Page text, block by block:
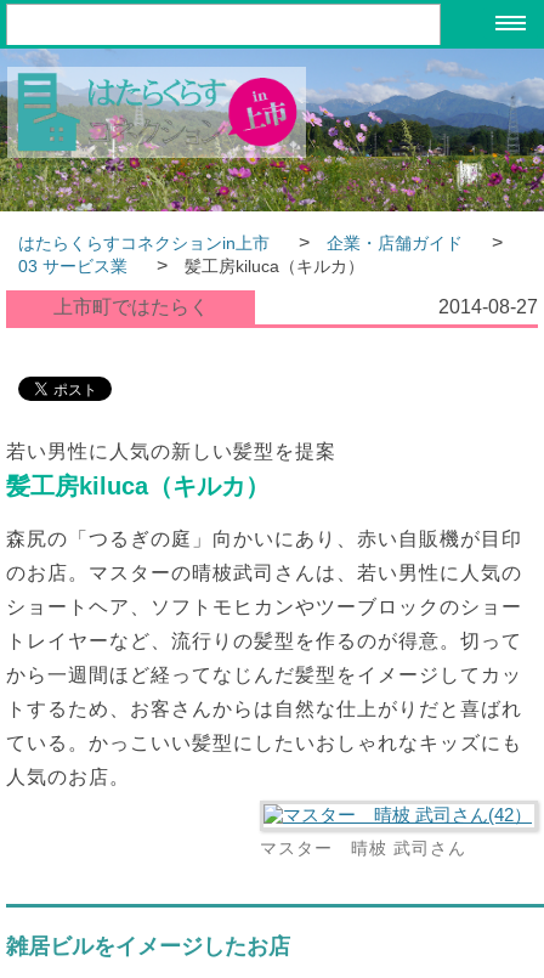
はたらくらすコネクションin上市 > 企業・店舗ガイド >
03 サービス業 > 髪工房kiluca（キルカ）
上市町ではたらく 2014-08-27
若い男性に人気の新しい髪型を提案
髪工房kiluca（キルカ）
森尻の「つるぎの庭」向かいにあり、赤い自販機が目印
のお店。マスターの晴柀武司さんは、若い男性に人気の
ショートヘア、ソフトモヒカンやツーブロックのショー
トレイヤーなど、流行りの髪型を作るのが得意。切って
から一週間ほど経ってなじんだ髪型をイメージしてカッ
トするため、お客さんからは自然な仕上がりだと喜ばれ
ている。かっこいい髪型にしたいおしゃれなキッズにも
人気のお店。
マスター 晴柀 武司さん
雑居ビルをイメージしたお店